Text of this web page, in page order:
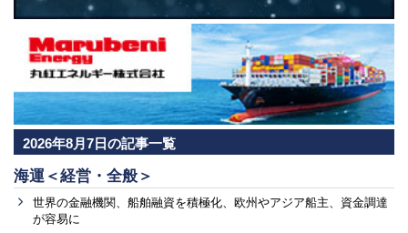
2026年8月7日の記事一覧
海運＜経営・全般＞
世界の金融機関、船舶融資を積極化、欧州やアジア船主、資金調達
が容易に